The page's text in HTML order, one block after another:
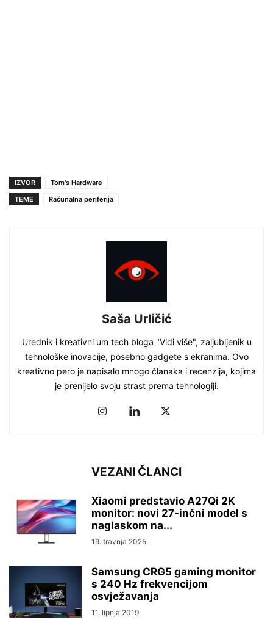
IZVOR
Tom's Hardware
TEME
Računalna periferija
Saša Urličić
Urednik i kreativni um tech bloga "Vidi više", zaljubljenik u
tehnološke inovacije, posebno gadgete s ekranima. Ovo
kreativno pero je napisalo mnogo članaka i recenzija, kojima
je prenijelo svoju strast prema tehnologiji.
VEZANI ČLANCI
Xiaomi predstavio A27Qi 2K
monitor: novi 27-inčni model s
naglaskom na...
19. travnja 2025.
Samsung CRG5 gaming monitor
s 240 Hz frekvencijom
osvježavanja
11. lipnja 2019.